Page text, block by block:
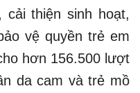
thiện sinh hoạt,
vệ quyền trẻ em
hơn 156.500 lượt
da cam và trẻ mồ